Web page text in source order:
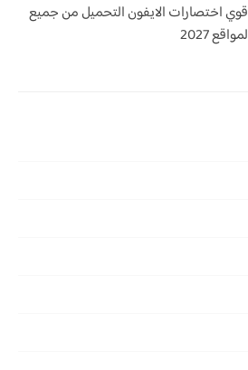
اختصارات الايفون التحميل من جميع
2027